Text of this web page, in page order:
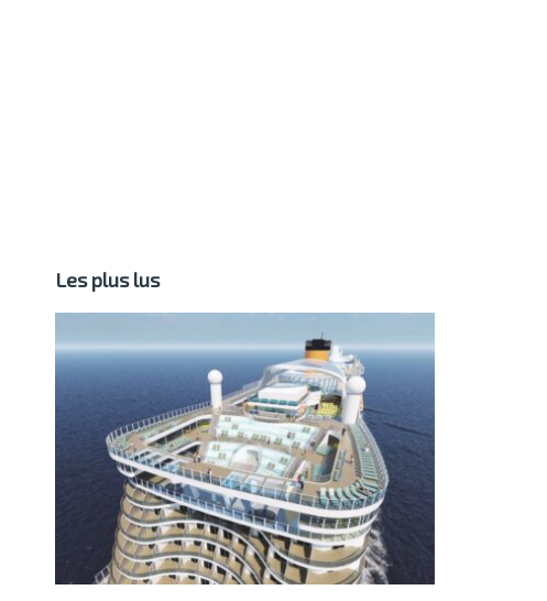
Les plus lus